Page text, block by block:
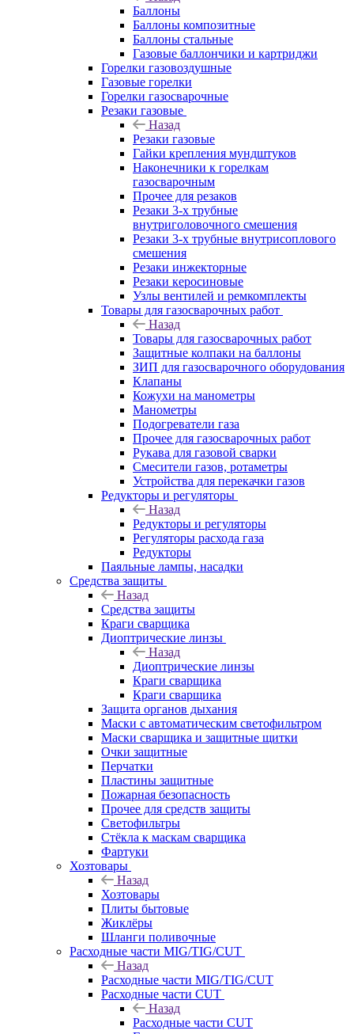
Баллоны
Баллоны композитные
Баллоны стальные
Газовые баллончики и картриджи
Горелки газовоздушные
Газовые горелки
Горелки газосварочные
Резаки газовые
Назад
Резаки газовые
Гайки крепления мундштуков
Наконечники к горелкам
газосварочным
Прочее для резаков
Резаки 3-х трубные
внутриголовочного смешения
Резаки 3-х трубные внутрисоплового
смешения
Резаки инжекторные
Резаки керосиновые
Узлы вентилей и ремкомплекты
Товары для газосварочных работ
Назад
Товары для газосварочных работ
Защитные колпаки на баллоны
ЗИП для газосварочного оборудования
Клапаны
Кожухи на манометры
Манометры
Подогреватели газа
Прочее для газосварочных работ
Рукава для газовой сварки
Смесители газов, ротаметры
Устройства для перекачки газов
Редукторы и регуляторы
Назад
Редукторы и регуляторы
Регуляторы расхода газа
Редукторы
Паяльные лампы, насадки
Средства защиты
Назад
Средства защиты
Краги сварщика
Диоптрические линзы
Назад
Диоптрические линзы
Краги сварщика
Краги сварщика
Защита органов дыхания
Маски с автоматическим светофильтром
Маски сварщика и защитные щитки
Очки защитные
Перчатки
Пластины защитные
Пожарная безопасность
Прочее для средств защиты
Светофильтры
Стёкла к маскам сварщика
Фартуки
Хозтовары
Назад
Хозтовары
Плиты бытовые
Жиклёры
Шланги поливочные
Расходные части MIG/TIG/CUT
Назад
Расходные части MIG/TIG/CUT
Расходные части CUT
Назад
Расходные части CUT